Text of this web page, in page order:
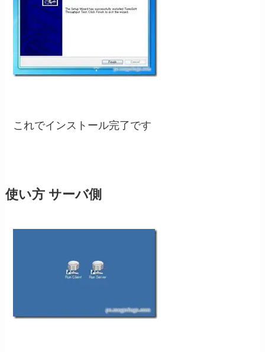
これでインストール完了です
使い方 サーバ側